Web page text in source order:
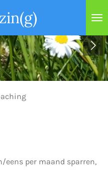
eens per maand sparren,